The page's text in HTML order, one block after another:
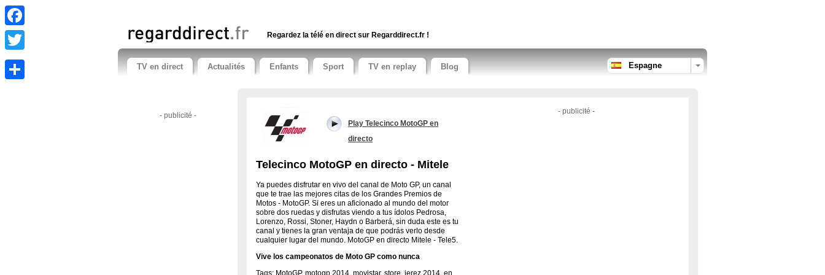
Facebook
Twitter
Regardez la télé en direct sur Regarddirect.fr !
TV en direct Actualités Enfants Sport TV en replay Blog Espagne
- publicité -
- publicité -
Play Telecinco MotoGP en
directo
Telecinco MotoGP en directo - Mitele
Ya puedes disfrutar en vivo del canal de Moto GP, un canal
que te trae las mejores citas de los Grandes Premios de
Motos - MotoGP. Si eres un aficionado al mundo del motor
sobre dos ruedas y disfrutas viendo a tus ídolos Pedrosa,
Lorenzo, Rossi, Stoner, Haydn o Barberá, sin duda este es tu
canal y tienes la gran ventaja de que podrás verlo desde
cualquier lugar del mundo. MotoGP en directo Mitele - Tele5.
Vive los campeonatos de Moto GP como nunca
Tags: MotoGP, motogp 2014, movistar, store, jerez 2014, en